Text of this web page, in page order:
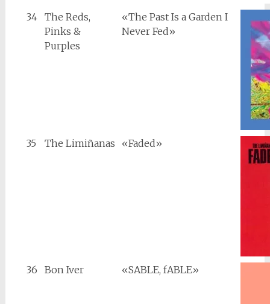
34
The Reds,
Pinks &
Purples
«The Past Is a Garden I
Never Fed»
35 The Limiñanas «Faded»
36 Bon Iver «SABLE, fABLE»